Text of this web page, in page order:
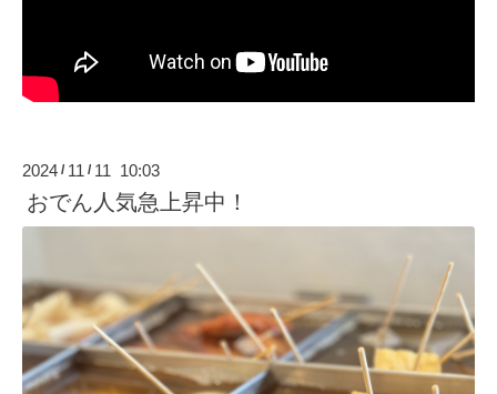
2024 / 11 / 11 10:03
おでん人気急上昇中！